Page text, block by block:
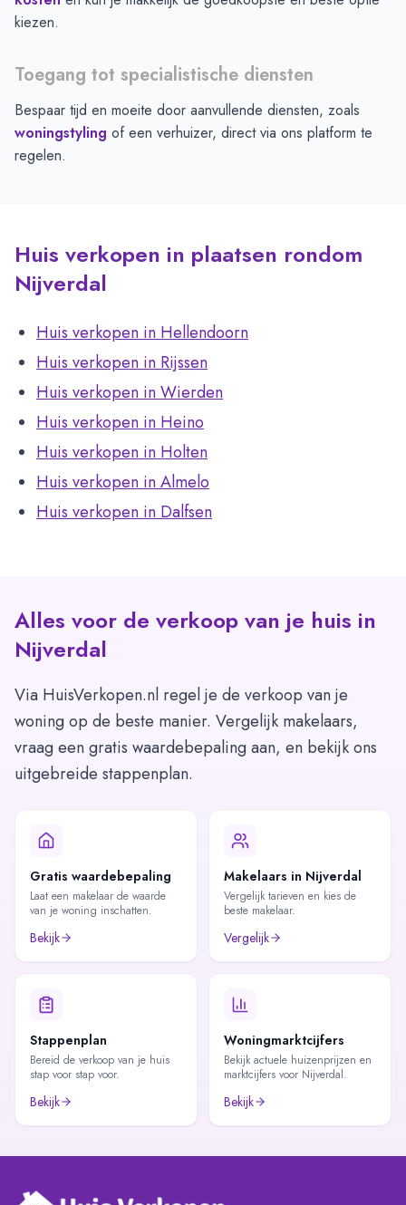
kiezen.
Toegang tot specialistische diensten
Bespaar tijd en moeite door aanvullende diensten, zoals
woningstyling of een verhuizer, direct via ons platform te
regelen.
Huis verkopen in plaatsen rondom
Nijverdal
Huis verkopen in Hellendoorn
Huis verkopen in Rijssen
Huis verkopen in Wierden
Huis verkopen in Heino
Huis verkopen in Holten
Huis verkopen in Almelo
Huis verkopen in Dalfsen
Alles voor de verkoop van je huis in
Nijverdal
Via HuisVerkopen.nl regel je de verkoop van je
woning op de beste manier. Vergelijk makelaars,
vraag een gratis waardebepaling aan, en bekijk ons
uitgebreide stappenplan.
Gratis waardebepaling
Laat een makelaar de waarde
van je woning inschatten.
Bekijk
Makelaars in Nijverdal
Vergelijk tarieven en kies de
beste makelaar.
Vergelijk
Stappenplan
Bereid de verkoop van je huis
stap voor stap voor.
Bekijk
Woningmarktcijfers
Bekijk actuele huizenprijzen en
marktcijfers voor Nijverdal.
Bekijk